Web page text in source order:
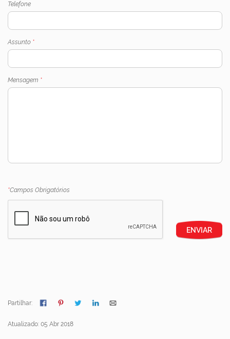
Telefone
Assunto *
Mensagem *
*Campos Obrigatórios
ENVIAR
Partilhar:
Atualizado: 05 Abr 2018